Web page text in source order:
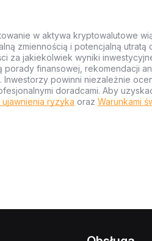
w aktywa kryptowalutowe
zmiennością i potencjalną utratą
za jakiekolwiek wyniki
finansowej, rekomendacji
powinni niezależnie
doradcami. Aby
ujawnienia ryzyka oraz Warunkami